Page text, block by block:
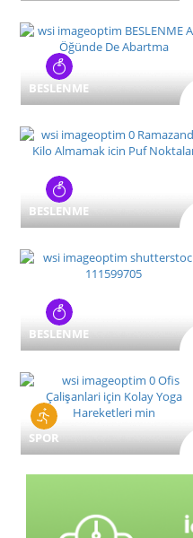
BESLENME
BESLENME
BESLENME
SPOR